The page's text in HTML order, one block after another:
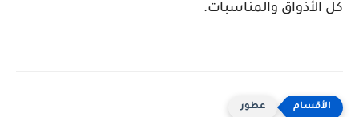
كل الأذواق والمناسبات.
عطور